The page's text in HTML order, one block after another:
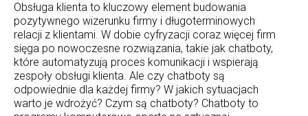
Obsługa klienta to kluczowy element budowania
pozytywnego wizerunku firmy i długoterminowych
relacji z klientami. W dobie cyfryzacji coraz więcej firm
sięga po nowoczesne rozwiązania, takie jak chatboty,
które automatyzują proces komunikacji i wspierają
zespoły obsługi klienta. Ale czy chatboty są
odpowiednie dla każdej firmy? W jakich sytuacjach
warto je wdrożyć? Czym są chatboty? Chatboty to